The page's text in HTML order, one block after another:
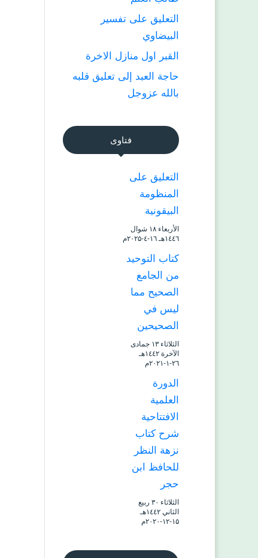
التعليق على تفسير
البيضاوي
القبر اول منازل الاخرة
حاجة العبد إلى تعليق قلبه
بالله عزوجل
فتاوى
التعليق على
المنظومة
البيقونية
الأربعاء ۱۸ شوال
۱٤٤٦هـ ۱٦-٤-۲۰۲۵م
كتاب التوحيد
من الجامع
الصحيح مما
ليس في
الصحيحين
الثلاثاء ۱۳ جمادى
الآخرة ۱٤٤۲هـ
۲٦-۱-۲۰۲۱م
الدورة
العلمية
الافتتاحية
شرح كتاب
نزهة النظر
للحافظ ابن
حجر
الثلاثاء ۳۰ ربيع
الثاني ۱٤٤۲هـ
۱۵-۱۲-۲۰۲۰م